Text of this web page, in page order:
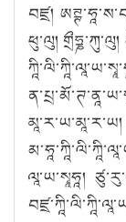
བཛྲ།
ཕུ་ལུ།
ལཱ་ཡ་སྭཱཧཱ།